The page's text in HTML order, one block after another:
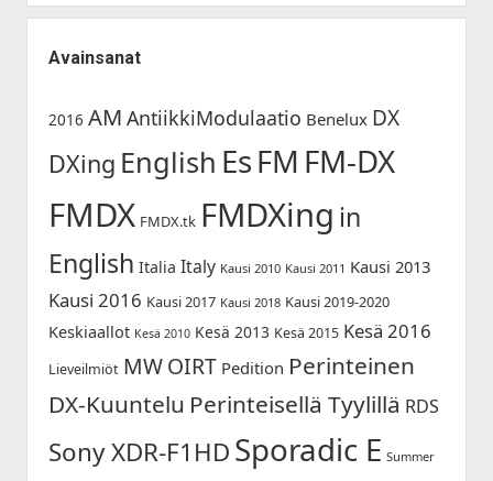
Avainsanat
2016 AM AntiikkiModulaatio Benelux DX
DXing English EsFM FM-DX
FMDX FMDX.tk FMDXing in
English Italia Italy Kausi 2010 Kausi 2011 Kausi 2013
Kausi 2016 Kausi 2017 Kausi 2018 Kausi 2019-2020
Keskiaallot Kesä 2010 Kesä 2013 Kesä 2015 Kesä 2016
Lieveilmiöt MW OIRT Pedition Perinteinen
DX-Kuuntelu Perinteisellä Tyylillä RDS
Sony XDR-F1HDSporadic E Summer